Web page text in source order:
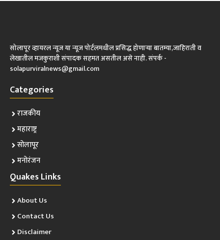
सोलापूर व्हायरल न्यूज या न्यूज पोर्टलमधील प्रसिद्ध होणाऱ्या बातम्या,जाहिराती व
लेखातील मजकुराशी संपादक सहमत असतील असे नाही. संपर्क -
solapurviralnews@gmail.com
Categories
राजकीय
महाराष्ट्र
सोलापूर
मनोरंजन
Quakes Links
About Us
Contact Us
Disclaimer